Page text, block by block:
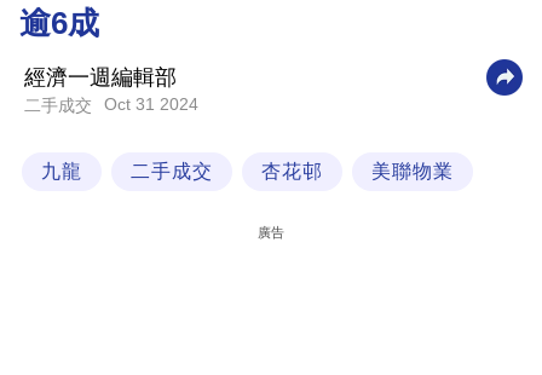
科
技
場
逾6成
經濟一週編輯部
二手成交 Oct 31 2024
九龍 二手成交 杏花邨 美聯物業
廣告